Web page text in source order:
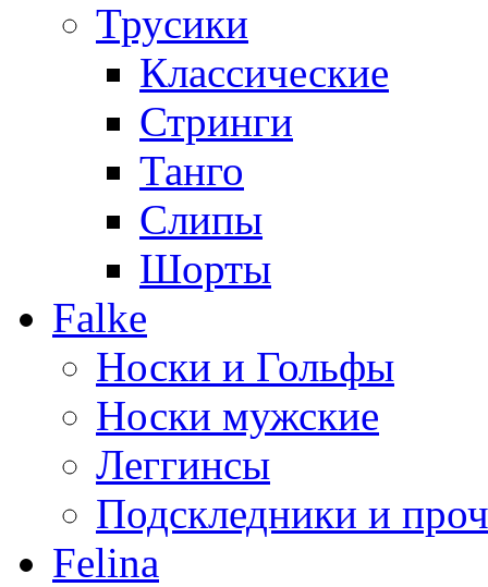
Трусики
Классические
Стринги
Танго
Слипы
Шорты
Falke
Носки и Гольфы
Носки мужские
Леггинсы
Подскледники и
Felina